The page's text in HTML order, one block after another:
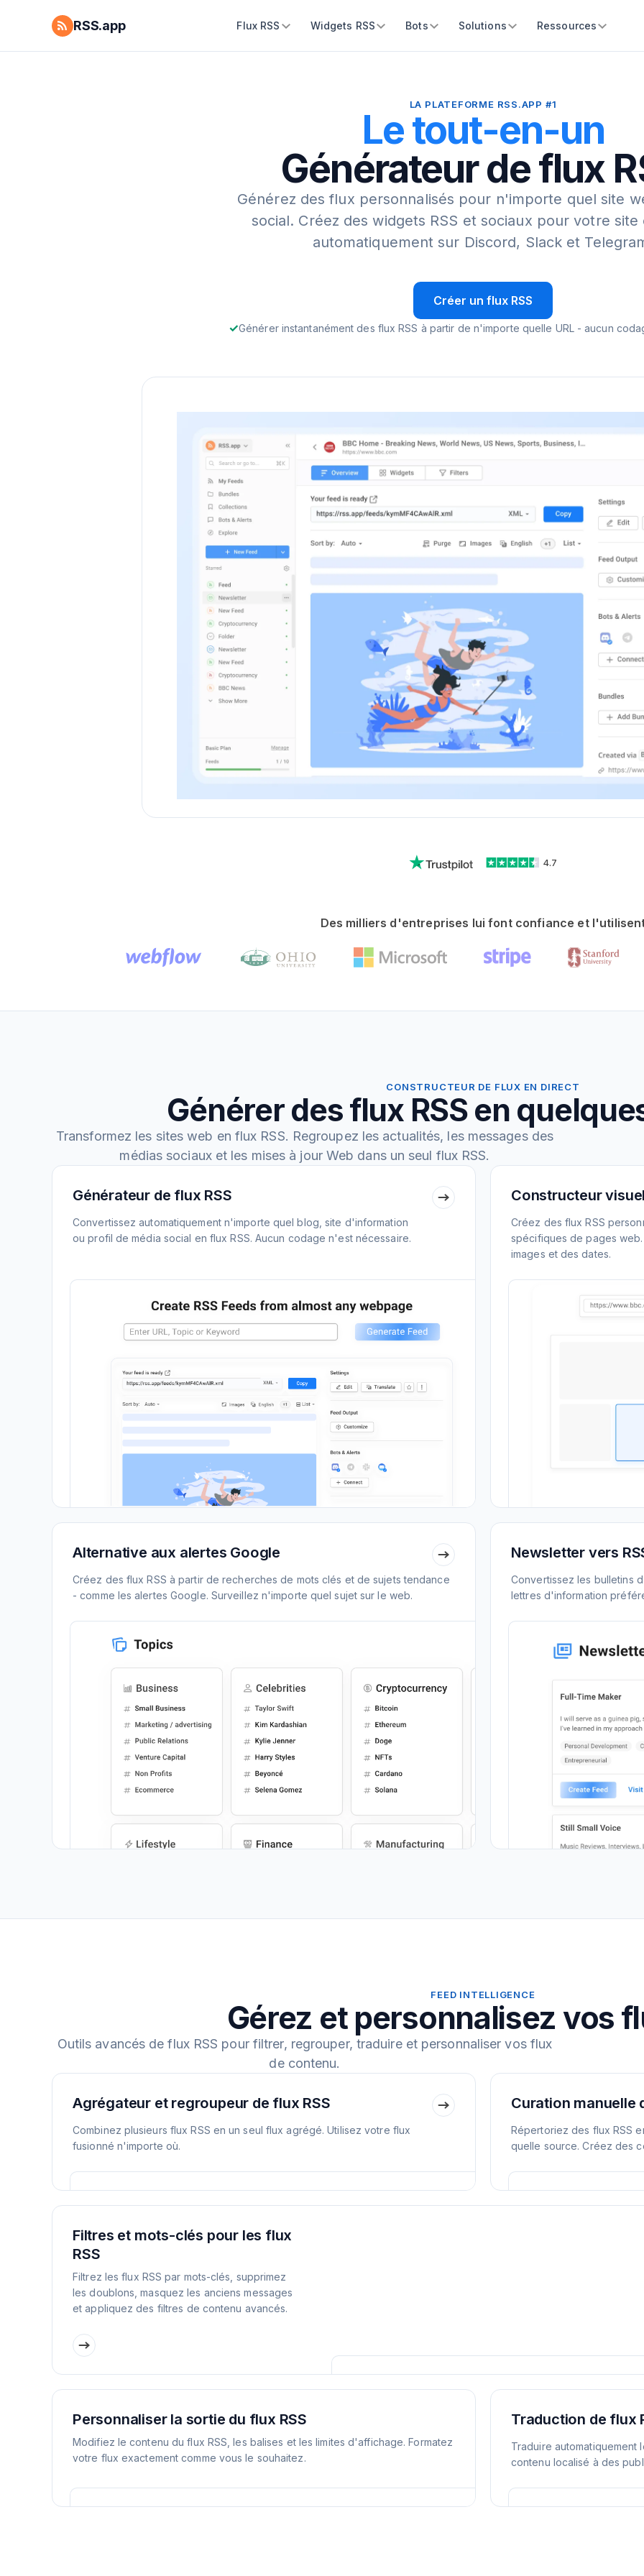
RSS.app Flux RSS Widgets RSS Bots Solutions Ressources
LA PLATEFORME RSS.APP #1
Le tout-en-un
Générateur de flux
Générez des flux personnalisés pour n'importe quel site
social. Créez des widgets RSS et sociaux pour votre
automatiquement sur Discord, Slack et
Créer un flux RSS
Générer instantanément des flux RSS à partir de n'importe quelle URL - aucun
4.7
Des milliers d'entreprises lui font confiance et
CONSTRUCTEUR DE FLUX EN DIRECT
Générer des flux RSS en
Transformez les sites web en flux RSS. Regroupez les actualités, les messages des
médias sociaux et les mises à jour Web dans un seul flux RSS.
Générateur de flux RSS
Convertissez automatiquement n'importe quel blog, site d'information
ou profil de média social en flux RSS. Aucun codage n'est nécessaire.
Constructeur
Créez des flux RSS
spécifiques de pages
images et des dates.
Alternative aux alertes Google
Créez des flux RSS à partir de recherches de mots clés et de sujets tendance
- comme les alertes Google. Surveillez n'importe quel sujet sur le web.
Newsletter vers
Convertissez les bulletins
lettres d'information
FEED INTELLIGENCE
Gérez et personnalisez vos
Outils avancés de flux RSS pour filtrer, regrouper, traduire et personnaliser vos flux
de contenu.
Agrégateur et regroupeur de flux RSS
Combinez plusieurs flux RSS en un seul flux agrégé. Utilisez votre flux
fusionné n'importe où.
Curation manuelle
Répertoriez des flux RSS
quelle source. Créez des
Filtres et mots-clés pour les flux
RSS
Filtrez les flux RSS par mots-clés, supprimez
les doublons, masquez les anciens messages
et appliquez des filtres de contenu avancés.
Personnaliser la sortie du flux RSS
Modifiez le contenu du flux RSS, les balises et les limites d'affichage. Formatez
votre flux exactement comme vous le souhaitez.
Traduction de flux
Traduire automatiquement
contenu localisé à des